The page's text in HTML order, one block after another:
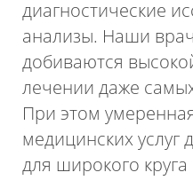
диагностические
анализы. Наши
добиваются
лечении даже
При этом
медицинских услуг
для широкого